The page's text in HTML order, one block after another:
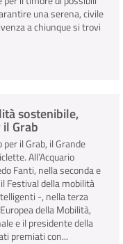
una serena, civile
a chiunque si trovi
sostenibile,
Grab
il Grab, il Grande
All’Acquario
Fanti, nella seconda e
Festival della mobilità
-, nella terza
della Mobilità,
e il presidente della
premiati con...